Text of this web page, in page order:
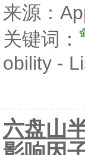
来源：
关键词：
obility -
六盘山